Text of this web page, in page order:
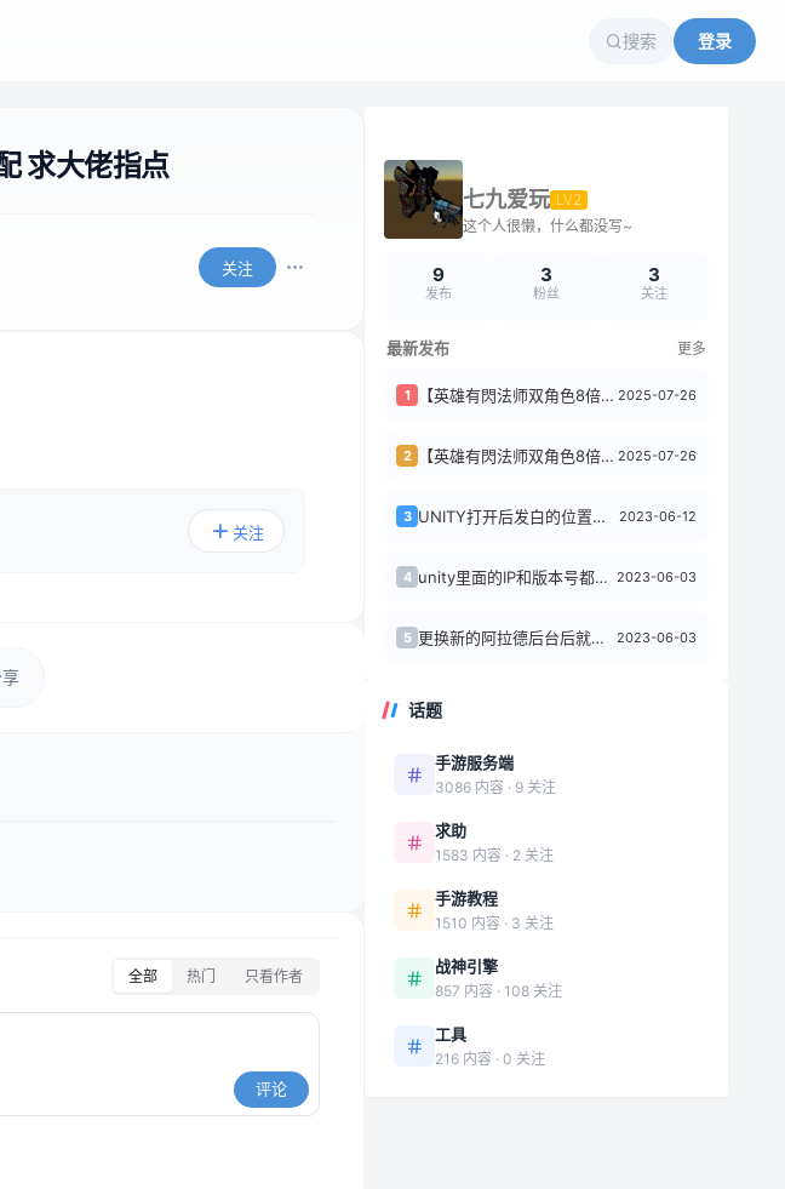
搜索 登录
求大佬指点
关注
关注
全部 热门 只看作者
评论
七九爱玩 LV2
这个人很懒，什么都没写~
9
发布
3
粉丝
3
关注
最新发布 更多
1 【英雄有閃法师双角色8倍速150章版】7月最新整理Linux手工服务端+加解密工... 2025-07-26
2 【英雄有閃法师双角色8倍速10000级版】7月最新整理Linux手工服务端+加解... 2025-07-26
3 UNITY打开后发白的位置是什么原因呢 求助 2023-06-12
4 unity里面的IP和版本号都改对了 还是提示客户端版本不匹配 求大佬指点 2023-06-03
5 更换新的阿拉德后台后就这个样子了 求大佬帮忙指点 2023-06-03
话题
手游服务端
3086 内容 · 9 关注
求助
1583 内容 · 2 关注
手游教程
1510 内容 · 3 关注
战神引擎
857 内容 · 108 关注
工具
216 内容 · 0 关注